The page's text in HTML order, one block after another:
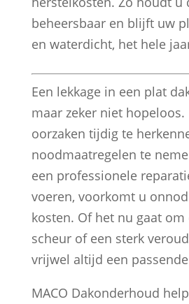
beheersbaar en blijft uw
en waterdicht, het hele
Een lekkage in een plat
maar zeker niet hopeloos.
oorzaken tijdig te
noodmaatregelen te
een professionele
voeren, voorkomt u
kosten. Of het nu gaat om
scheur of een sterk
vrijwel altijd een
MACO Dakonderhoud